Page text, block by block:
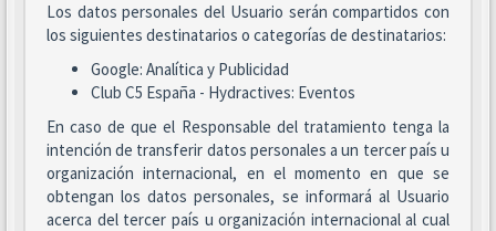
Los datos personales del Usuario serán compartidos con
los siguientes destinatarios o categorías de destinatarios:
Google: Analítica y Publicidad
Club C5 España - Hydractives: Eventos
En caso de que el Responsable del tratamiento tenga la
intención de transferir datos personales a un tercer país u
organización internacional, en el momento en que se
obtengan los datos personales, se informará al Usuario
acerca del tercer país u organización internacional al cual